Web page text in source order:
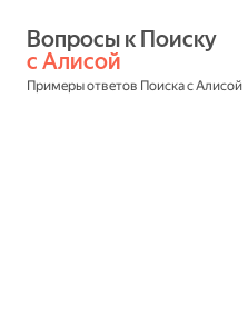
с Алисой
Примеры ответов Поиска с Алисой